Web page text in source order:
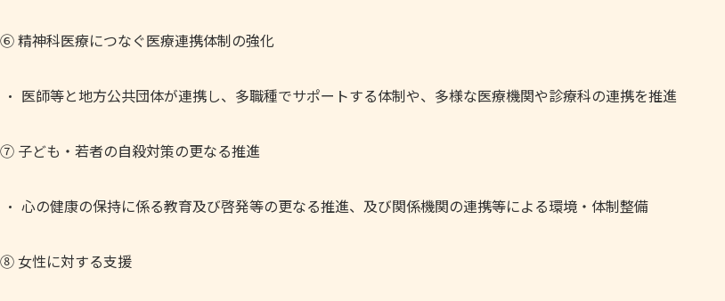
⑥ 精神科医療につなぐ医療連携体制の強化
医師等と地方公共団体が連携し、多職種でサポートする体制や、多様な医療機関や診療科の連携を推進
⑦ 子ども・若者の自殺対策の更なる推進
心の健康の保持に係る教育及び啓発等の更なる推進、及び関係機関の連携等による環境・体制整備
⑧ 女性に対する支援